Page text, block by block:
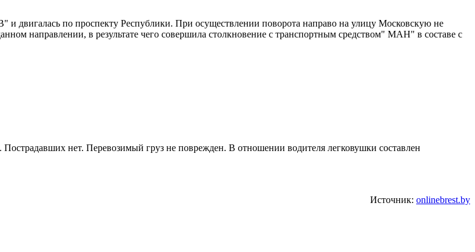
и двигалась по проспекту Республики. При осуществлении поворота направо на улицу Московскую не
направлении, в результате чего совершила столкновение с транспортным средством" МАН" в составе с
нет. Перевозимый груз не поврежден. В отношении водителя легковушки составлен
Источник: onlinebrest.by